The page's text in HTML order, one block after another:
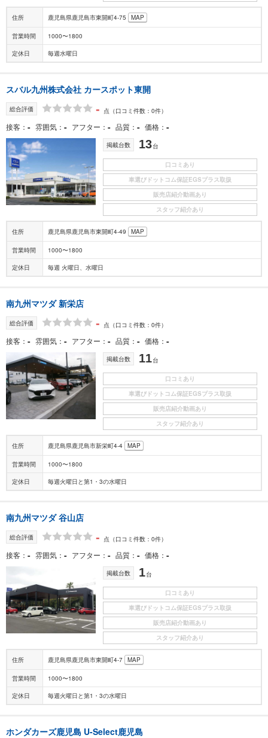
住所 鹿児島県鹿児島市東開町4-75 MAP
営業時間 1000〜1800
定休日 毎週水曜日
スバル九州株式会社 カースポット東開
総合評価 - 点 （口コミ件数：0件）
接客 - 雰囲気 - アフター - 品質 - 価格 -
掲載台数 13台
口コミあり
車選びドットコム保証EGSプラス取扱
販売店紹介動画あり
スタッフ紹介あり
住所 鹿児島県鹿児島市東開町4-49 MAP
営業時間 1000〜1800
定休日 毎週 火曜日、水曜日
南九州マツダ 新栄店
総合評価 - 点 （口コミ件数：0件）
接客 - 雰囲気 - アフター - 品質 - 価格 -
掲載台数 11台
口コミあり
車選びドットコム保証EGSプラス取扱
販売店紹介動画あり
スタッフ紹介あり
住所 鹿児島県鹿児島市新栄町4-4 MAP
営業時間 1000〜1800
定休日 毎週火曜日と第1・3の水曜日
南九州マツダ 谷山店
総合評価 - 点 （口コミ件数：0件）
接客 - 雰囲気 - アフター - 品質 - 価格 -
掲載台数 1台
口コミあり
車選びドットコム保証EGSプラス取扱
販売店紹介動画あり
スタッフ紹介あり
住所 鹿児島県鹿児島市東開町4-7 MAP
営業時間 1000〜1800
定休日 毎週火曜日と第1・3の水曜日
ホンダカーズ鹿児島 U-Select鹿児島